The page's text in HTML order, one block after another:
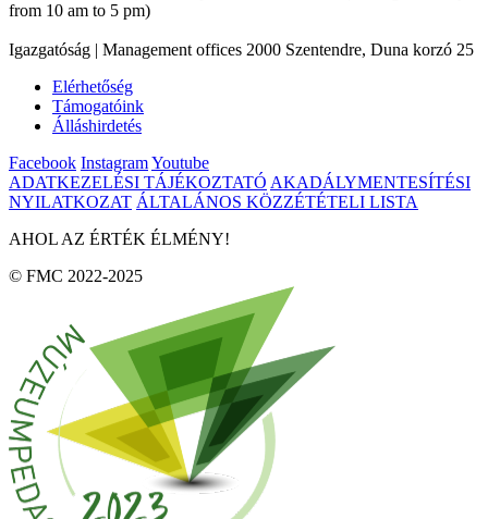
from 10 am to 5 pm)
Igazgatóság | Management offices 2000 Szentendre, Duna korzó 25
Elérhetőség
Támogatóink
Álláshirdetés
Facebook InstagramYoutube
ADATKEZELÉSI TÁJÉKOZTATÓ AKADÁLYMENTESÍTÉSI
NYILATKOZAT ÁLTALÁNOS KÖZZÉTÉTELI LISTA
AHOL AZ ÉRTÉK ÉLMÉNY!
© FMC 2022-2025